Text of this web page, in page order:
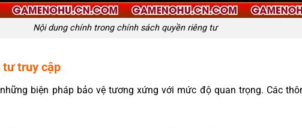
Nội dung chính trong chính sách quyền riêng tư
tư truy cập
biện pháp bảo vệ tương xứng với mức độ quan trọng. Các